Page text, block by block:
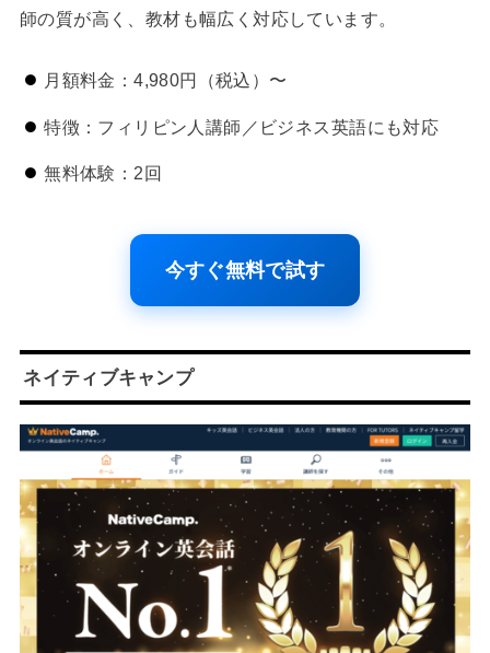
師の質が高く、教材も幅広く対応しています。
月額料金：4,980円（税込）〜
特徴：フィリピン人講師／ビジネス英語にも対応
無料体験：2回
今すぐ無料で試す
ネイティブキャンプ